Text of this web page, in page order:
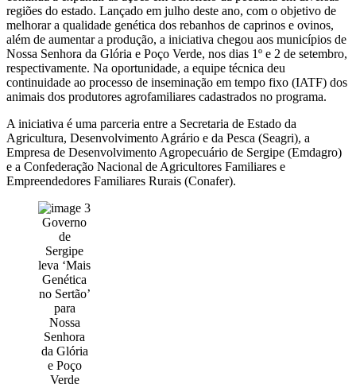
regiões do estado. Lançado em julho deste ano, com o objetivo de
melhorar a qualidade genética dos rebanhos de caprinos e ovinos,
além de aumentar a produção, a iniciativa chegou aos municípios de
Nossa Senhora da Glória e Poço Verde, nos dias 1º e 2 de setembro,
respectivamente. Na oportunidade, a equipe técnica deu
continuidade ao processo de inseminação em tempo fixo (IATF) dos
animais dos produtores agrofamiliares cadastrados no programa.
A iniciativa é uma parceria entre a Secretaria de Estado da
Agricultura, Desenvolvimento Agrário e da Pesca (Seagri), a
Empresa de Desenvolvimento Agropecuário de Sergipe (Emdagro)
e a Confederação Nacional de Agricultores Familiares e
Empreendedores Familiares Rurais (Conafer).
Governo
de
Sergipe
leva ‘Mais
Genética
no Sertão’
para
Nossa
Senhora
da Glória
e Poço
Verde